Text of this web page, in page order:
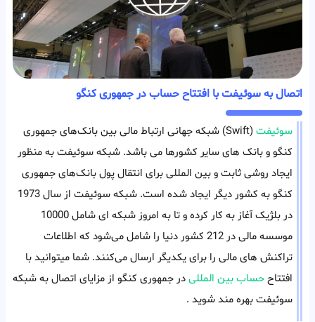
اتصال به سوئیفت با افتتاح حساب در جمهوری کنگو
سوئیفت
(Swift) شبکه جهانی ارتباط‌ مالی بین بانک‌های جمهوری
کنگو و بانک های سایر کشورها می باشد. شبکه سوئیفت به منظور
ایجاد روشی ثابت و بین المللی برای انتقال پول بانک‌های جمهوری
کنگو به کشور دیگر ایجاد شده است. شبکه سوئیفت از سال 1973
در بلژیک آغاز به کار کرده و تا به امروز شبکه ای شامل 10000
موسسه مالی در 212 کشور دنیا را شامل می‌شود که اطلاعات
تراکنش های مالی را برای یکدیگر ارسال می‌کنند. شما میتوانید با
افتتاححساب بین المللیدر جمهوری کنگو از مزایای اتصال به شبکه
سوئیفت بهره مند شوید .